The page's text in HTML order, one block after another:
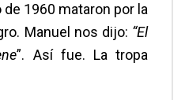
1960 mataron por la
Manuel nos dijo: “El
”. Así fue. La tropa